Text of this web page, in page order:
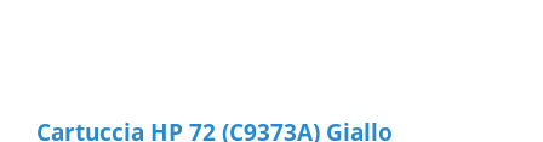
Cartuccia HP 72 (C9373A) Giallo